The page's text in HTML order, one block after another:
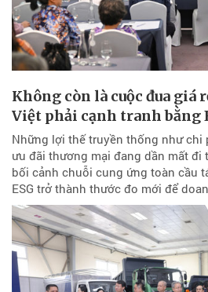
Không còn là cuộc đua giá
Việt phải cạnh tranh bằng
Những lợi thế truyền thống như chi
ưu đãi thương mại đang dần mất đi
bối cảnh chuỗi cung ứng toàn cầu
ESG trở thành thước đo mới để